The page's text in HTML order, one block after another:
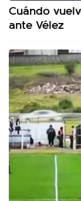
Cuándo
ante Vélez